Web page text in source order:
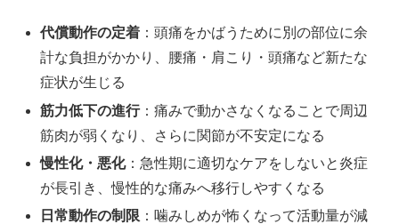
代償動作の定着 ：頭痛をかばうために別の部位に余
計な負担がかかり、腰痛・肩こり・頭痛など新たな
症状が生じる
筋力低下の進行：痛みで動かさなくなることで周辺
筋肉が弱くなり、さらに関節が不安定になる
慢性化・悪化：急性期に適切なケアをしないと炎症
が長引き、慢性的な痛みへ移行しやすくなる
日常動作の制限 ：噛みしめが怖くなって活動量が減